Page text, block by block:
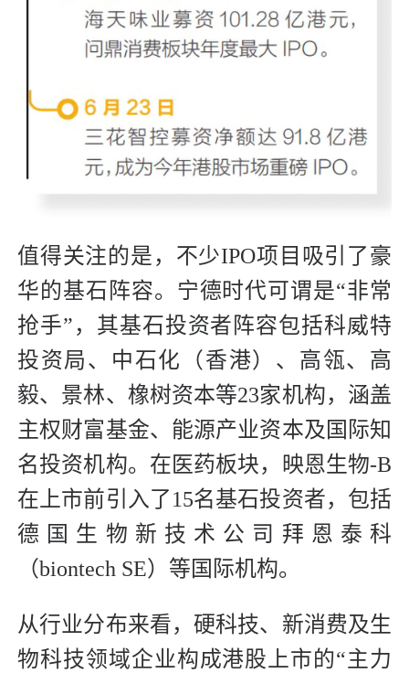
值得关注的是，不少IPO项目吸引了豪
华的基石阵容。宁德时代可谓是“非常
抢手”，其基石投资者阵容包括科威特
投资局、中石化（香港）、高瓴、高
毅、景林、橡树资本等23家机构，涵盖
主权财富基金、能源产业资本及国际知
名投资机构。在医药板块，映恩生物-B
在上市前引入了15名基石投资者，包括
德国生物新技术公司拜恩泰科
（biontech SE）等国际机构。
从行业分布来看，硬科技、新消费及生
物科技领域企业构成港股上市的“主力